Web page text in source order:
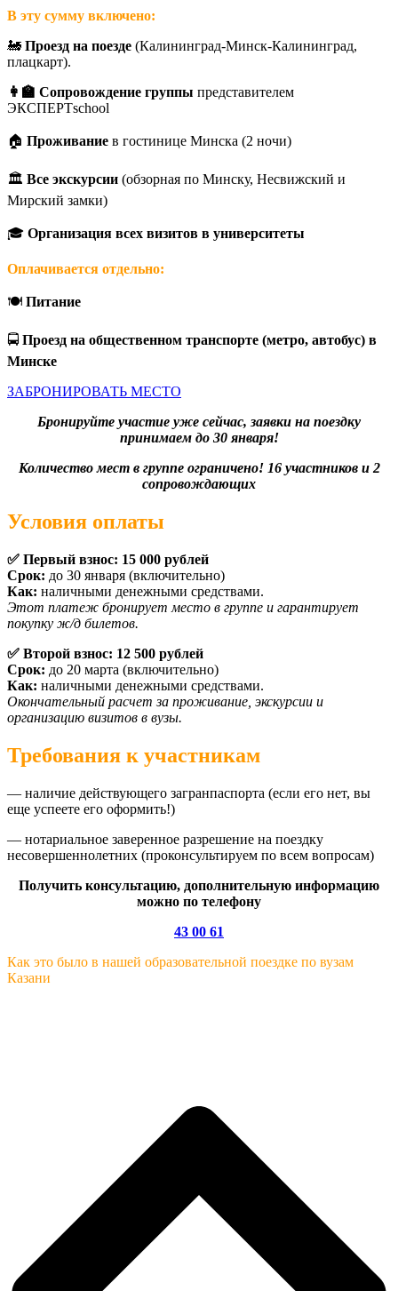
В эту сумму включено:
🚂 Проезд на поезде (Калининград-Минск-Калининград,
плацкарт).
👩‍🏫 Сопровождение группы представителем
ЭКСПЕРТschool
🏠 Проживание в гостинице Минска (2 ночи)
🏛️ Все экскурсии (обзорная по Минску, Несвижский и
Мирский замки)
🎓 Организация всех визитов в университеты
Оплачивается отдельно:
🍽️ Питание
🚍 Проезд на общественном транспорте (метро, автобус) в
Минске
ЗАБРОНИРОВАТЬ МЕСТО
Бронируйте участие уже сейчас, заявки на поездку
принимаем до 30 января!
Количество мест в группе ограничено! 16 участников и 2
сопровождающих
Условия оплаты
✅ Первый взнос: 15 000 рублей
Срок: до 30 января (включительно)
Как: наличными денежными средствами.
Этот платеж бронирует место в группе и гарантирует
покупку ж/д билетов.
✅ Второй взнос: 12 500 рублей
Срок: до 20 марта (включительно)
Как: наличными денежными средствами.
Окончательный расчет за проживание, экскурсии и
организацию визитов в вузы.
Требования к участникам
— наличие действующего загранпаспорта (если его нет, вы
еще успеете его оформить!)
— нотариальное заверенное разрешение на поездку
несовершеннолетних (проконсультируем по всем вопросам)
Получить консультацию, дополнительную информацию
можно по телефону
43 00 61
Как это было в нашей образовательной поездке по вузам
Казани